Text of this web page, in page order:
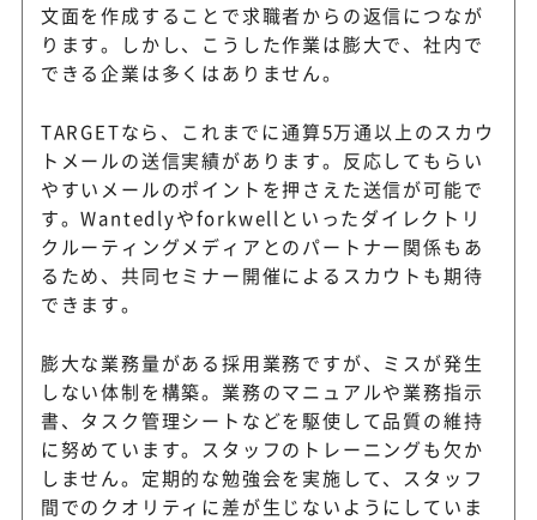
文面を作成することで求職者からの返信につなが
ります。しかし、こうした作業は膨大で、社内で
できる企業は多くはありません。
TARGETなら、これまでに通算5万通以上のスカウ
トメールの送信実績があります。反応してもらい
やすいメールのポイントを押さえた送信が可能で
す。Wantedlyやforkwellといったダイレクトリ
クルーティングメディアとのパートナー関係もあ
るため、共同セミナー開催によるスカウトも期待
できます。
膨大な業務量がある採用業務ですが、ミスが発生
しない体制を構築。業務のマニュアルや業務指示
書、タスク管理シートなどを駆使して品質の維持
に努めています。スタッフのトレーニングも欠か
しません。定期的な勉強会を実施して、スタッフ
間でのクオリティに差が生じないようにしていま